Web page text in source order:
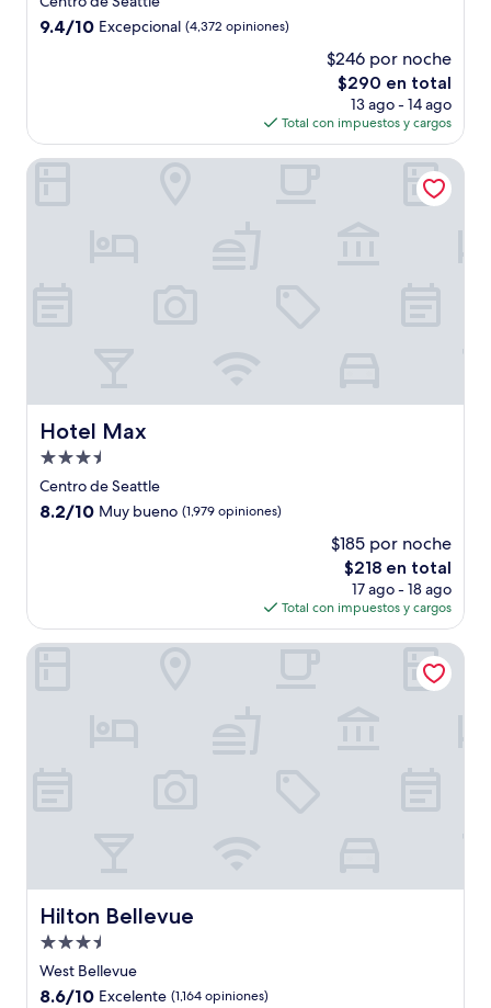
4.0
9.4
9.4/10 Excepcional (4,372 opiniones)
$246 por noche
El
precio
actual
es
de
$290 en total
13 ago - 14 ago
Total con impuestos y cargos
Hotel Max
Hotel Max
Propiedad
de
3.5
Centro de Seattle
8.2
opiniones)
8.2/10 Muy bueno (1,979 opiniones)
$185 por noche
El
precio
actual
es
de
$218 en total
17 ago - 18 ago
Total con impuestos y cargos
Hotel Max
Hilton Bellevue
Hilton Bellevue
Propiedad
de
3.5
West Bellevue
8.6
8.6/10 Excelente (1,164 opiniones)
Hilton Bellevue